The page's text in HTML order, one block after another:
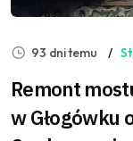
93 dni temu
Remont
w Głogówku